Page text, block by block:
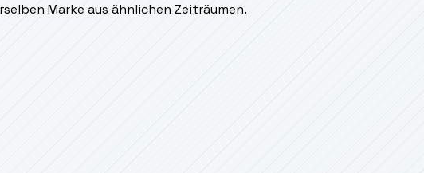
Marke aus ähnlichen Zeiträumen.